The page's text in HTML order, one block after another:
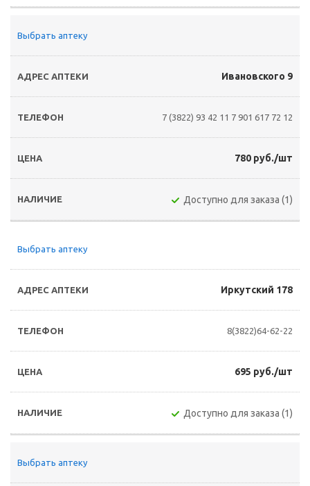
Выбрать аптеку
Ивановского 9
7 (3822) 93 42 11 7 901 617 72 12
780 руб./шт
Доступно для заказа (1)
Выбрать аптеку
Иркутский 178
8(3822)64-62-22
695 руб./шт
Доступно для заказа (1)
Выбрать аптеку